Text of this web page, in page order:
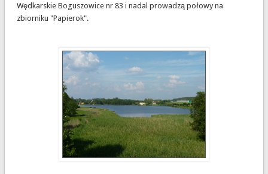
Wędkarskie Boguszowice nr 83 i nadal prowadzą połowy na
zbiorniku "Papierok".